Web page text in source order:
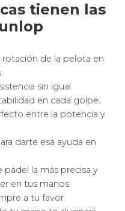
tienen las
de la pelota en
sin igual.
en cada golpe.
entre la potencia y
darte esa ayuda en
pádel la más precisa y
en tus manos.
a tu favor.